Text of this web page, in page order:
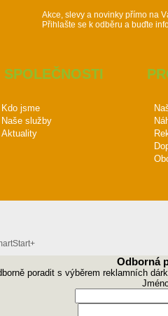
Akce, slevy a novinky přímo na
Přihlašte se k odběru a buďte
SPOLEČNOSTI
Kdo jsme
Naše služby
Aktuality
Odborná
poradit s výběrem reklamních